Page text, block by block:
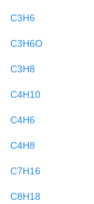
C3H6
C3H6O
C3H8
C4H10
C4H6
C4H8
C7H16
C8H18